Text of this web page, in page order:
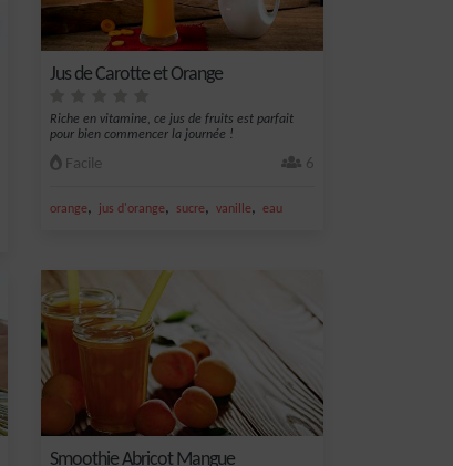
Jus de Carotte et Orange
Riche en vitamine, ce jus de fruits est parfait
pour bien commencer la journée !
Facile 6
orange, jus d'orange, sucre, vanille, eau
Smoothie Abricot Mangue